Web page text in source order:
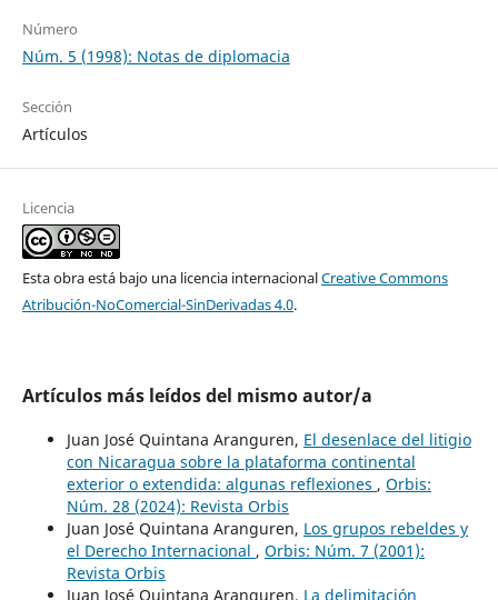
Número
Núm. 5 (1998): Notas de diplomacia
Sección
Artículos
Licencia
Esta obra está bajo una licencia internacionalCreative Commons
Atribución-NoComercial-SinDerivadas 4.0.
Artículos más leídos del mismo autor/a
Juan José Quintana Aranguren, El desenlace del litigio
con Nicaragua sobre la plataforma continental
exterior o extendida: algunas reflexiones , Orbis:
Núm. 28 (2024): Revista Orbis
Juan José Quintana Aranguren, Los grupos rebeldes y
el Derecho Internacional , Orbis: Núm. 7 (2001):
Revista Orbis
Juan José Quintana Aranguren, La delimitación